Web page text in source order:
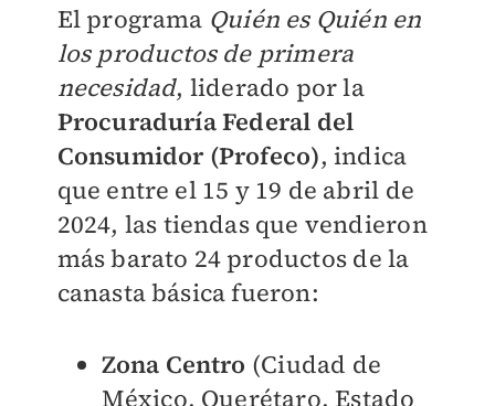
El programa Quién es Quién en
los productos de primera
necesidad, liderado por la
Procuraduría Federal del
Consumidor (Profeco), indica
que entre el 15 y 19 de abril de
2024, las tiendas que vendieron
más barato 24 productos de la
canasta básica fueron:
Zona Centro (Ciudad de
México, Querétaro, Estado